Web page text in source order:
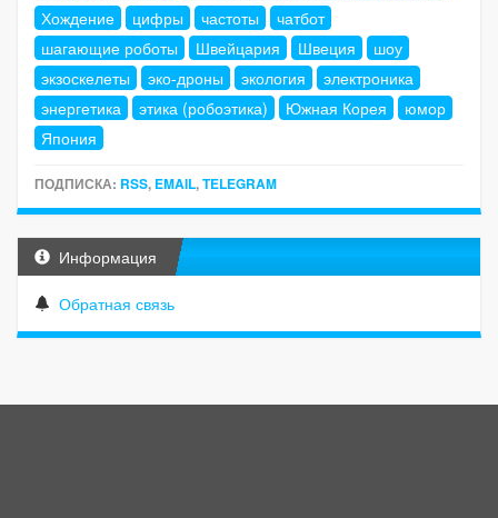
Хождение
цифры частоты
чатбот
шагающие роботы
Швейцария Швеция
шоу
экзоскелеты
эко-дроны экология
электроника
энергетика
этика (робоэтика) Южная Корея
юмор
Япония
ПОДПИСКА: RSS, EMAIL,TELEGRAM
Информация
Обратная связь